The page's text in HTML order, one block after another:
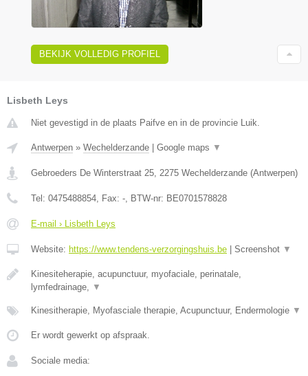
BEKIJK VOLLEDIG PROFIEL
Lisbeth Leys
Niet gevestigd in de plaats Paifve en in de provincie Luik.
Antwerpen » Wechelderzande | Google maps ▼
Gebroeders De Winterstraat 25 2275 Wechelderzande (Antwerpen)
Tel: 0475488854 , Fax: - , BTW-nr: BE0701578828
E-mail › Lisbeth Leys
Website: https://www.tendens-verzorgingshuis.be | Screenshot ▼
Kinesiteherapie, acupunctuur, myofaciale, perinatale,
lymfedrainage,
▼
Kinesitherapie, Myofasciale therapie, Acupunctuur, Endermologie ▼
Er wordt gewerkt op afspraak.
Sociale media: